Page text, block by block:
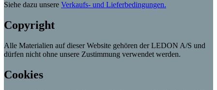
Siehe dazu unsere Verkaufs- und Lieferbedingungen.
Copyright
Alle Materialien auf dieser Website gehören der LEDON A/S und
dürfen nicht ohne unsere Zustimmung verwendet werden.
Cookies